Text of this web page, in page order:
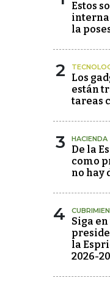
Estos
la
2
Los
están
tareas
3 HACIENDA
De la
como
no hay
4
Siga
la
2026-